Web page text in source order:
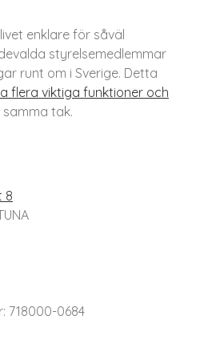
enklare för såväl
styrelsemedlemmar
runt om i Sverige. Detta
flera viktiga funktioner och
tak.
8
718000-0684